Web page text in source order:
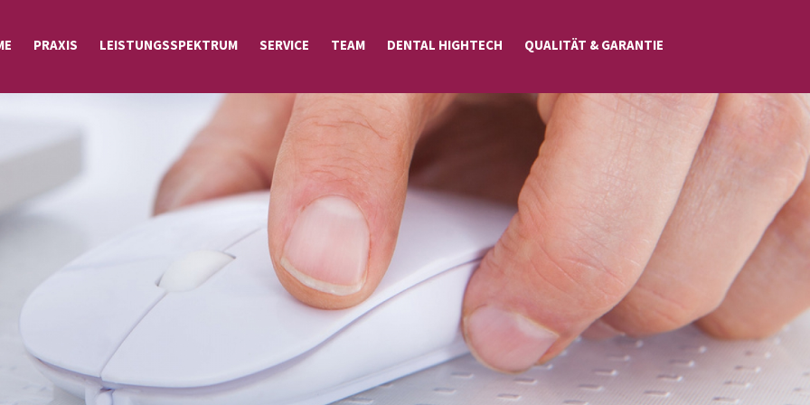
PRAXIS LEISTUNGSSPEKTRUM SERVICE TEAM DENTAL HIGHTECH QUALITÄT & GARANTIE